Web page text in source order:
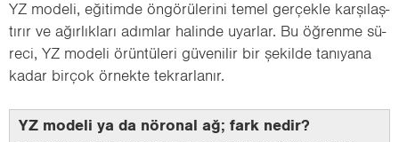
YZ mo­de­li, eği­tim­de ön­gö­rü­le­ri­ni temel ger­çek­le kar­şı­laş­
tı­rır ve ağır­lık­la­rı adım­lar ha­lin­de uyar­lar. Bu öğ­ren­me sü­
re­ci, YZ mo­de­li örün­tü­le­ri gü­ve­ni­lir bir şe­kil­de ta­nı­ya­na
kadar bir­çok ör­nek­te tek­rar­la­nır.
YZ mo­de­li ya da nö­ro­nal ağ; fark nedir?